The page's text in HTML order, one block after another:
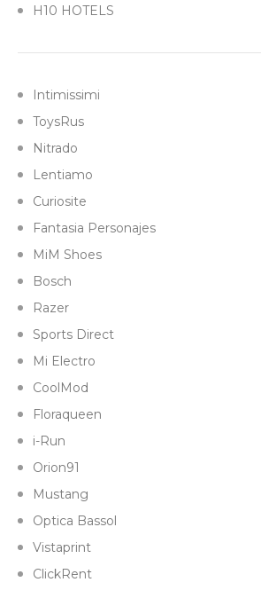
H10 HOTELS
Intimissimi
ToysRus
Nitrado
Lentiamo
Curiosite
Fantasia Personajes
MiM Shoes
Bosch
Razer
Sports Direct
Mi Electro
CoolMod
Floraqueen
i-Run
Orion91
Mustang
Optica Bassol
Vistaprint
ClickRent